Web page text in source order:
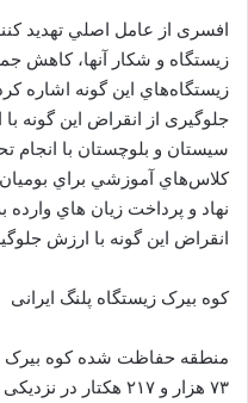
افسری از عامل اصلي تهديد
زيستگاه و شكار آنها، كاهش
زيستگاه‌هاي اين گونه اشاره
جلوگیری از انقراض این گونه
سیستان و بلوچستان با انجام
كلاس‌هاي آموزشي براي
نهاد و پرداخت زيان هاي
انقراض اين گونه با ارزش
کوه بیرک زیستگاه پلنگ ایرانی
منطقه حفاظت شده کوه بیرک
۷۳ هزار و ۲۱۷